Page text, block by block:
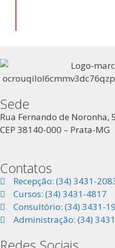
Sede
Rua Fernando de Noronha,
CEP 38140-000 – Prata-MG
Contatos
Recepção: (34) 3431-
Cursos: (34) 3431-4817
Consultório: (34) 3431-
Administração: (34)